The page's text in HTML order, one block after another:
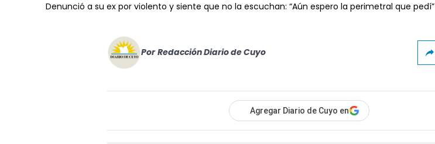
Denunció a su ex por violento y siente que no la escuchan: “Aún espero la perimetral que pedí”
Por Redacción Diario de Cuyo
Agregar Diario de Cuyo en